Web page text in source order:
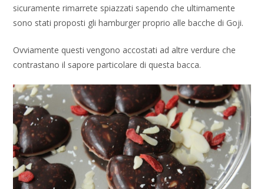
sicuramente rimarrete spiazzati sapendo che ultimamente
sono stati proposti gli hamburger proprio alle bacche di Goji.
Ovviamente questi vengono accostati ad altre verdure che
contrastano il sapore particolare di questa bacca.